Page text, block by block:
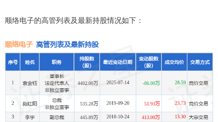
顺络电子的高管列表及最新持股情况如下：